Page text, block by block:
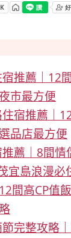
推薦｜12
市最方便
宿推薦｜
品店最方便
薦｜8間情
宜島浪漫必
間高CP值
完整攻略